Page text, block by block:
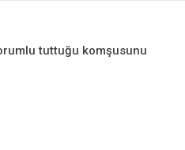
tuttuğu komşusunu